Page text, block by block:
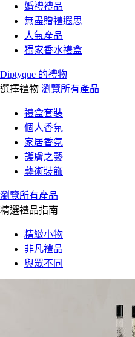
婚禮禮品
無盡贈禮遐思
人氣產品
獨家香水禮盒
Diptyque 的禮物
選擇禮物 瀏覽所有產品
禮盒套裝
個人香氛
家居香氛
護膚之藝
藝術裝飾
瀏覽所有產品
精選禮品指南
精緻小物
非凡禮品
與眾不同